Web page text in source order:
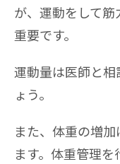
が、運動をして
重要です。
運動量は医師と
ょう。
また、体重の増
ます。体重管理